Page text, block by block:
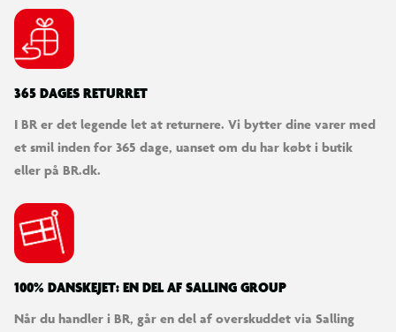
365 DAGES RETURRET
I BR er det legende let at returnere. Vi bytter dine varer med
et smil inden for 365 dage, uanset om du har købt i butik
eller på BR.dk.
100% DANSKEJET: EN DEL AF SALLING GROUP
Når du handler i BR, går en del af overskuddet via Salling